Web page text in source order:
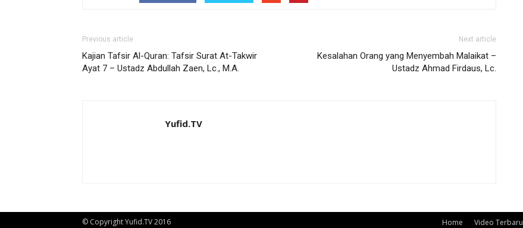
Previous article
Kajian Tafsir Al-Quran: Tafsir Surat At-Takwir
Ayat 7 – Ustadz Abdullah Zaen, Lc., M.A.
Next article
Kesalahan Orang yang Menyembah Malaikat –
Ustadz Ahmad Firdaus, Lc.
Yufid.TV
Home Video Terbaru
© Copyright Yufid.TV 2016